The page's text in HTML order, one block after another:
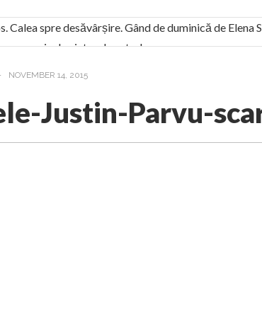
Calea spre desăvârșire. Gând de duminică de Elena
nevoie de ajutorul nostru!
5G și cere Dezbatere Națională
el: Sfânta Ana – Orșova
noilor apocalipse. “O societate înfricoșată e mult
NOVEMBER 14, 2015
Justin-Parvu-